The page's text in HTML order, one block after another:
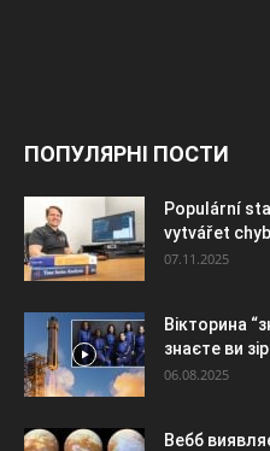
ПОПУЛЯРНІ ПОСТИ
Populární
vytvářet
07.11.2025
Вікторина
знаєте ви
06.08.2025
Вебб